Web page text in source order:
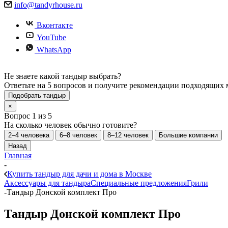
info@tandyrhouse.ru
Вконтакте
YouTube
WhatsApp
Не знаете какой тандыр выбрать?
Ответьте на 5 вопросов и получите рекомендации подходящих
Подобрать тандыр
×
Вопрос 1 из 5
На сколько человек обычно готовите?
2–4 человека 6–8 человек 8–12 человек
Большие компании
Назад
Главная
-
Купить тандыр для дачи и дома в Москве
Аксессуары для тандыраСпециальные предложенияГрили
-Тандыр Донской комплект Про
Тандыр Донской комплект Про